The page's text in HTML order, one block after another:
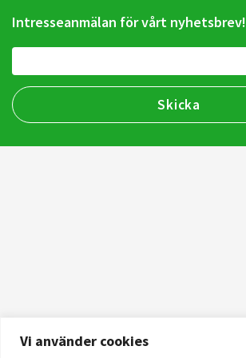
Vi använder cookies
Intresseanmälan för vårt nyhetsbrev!